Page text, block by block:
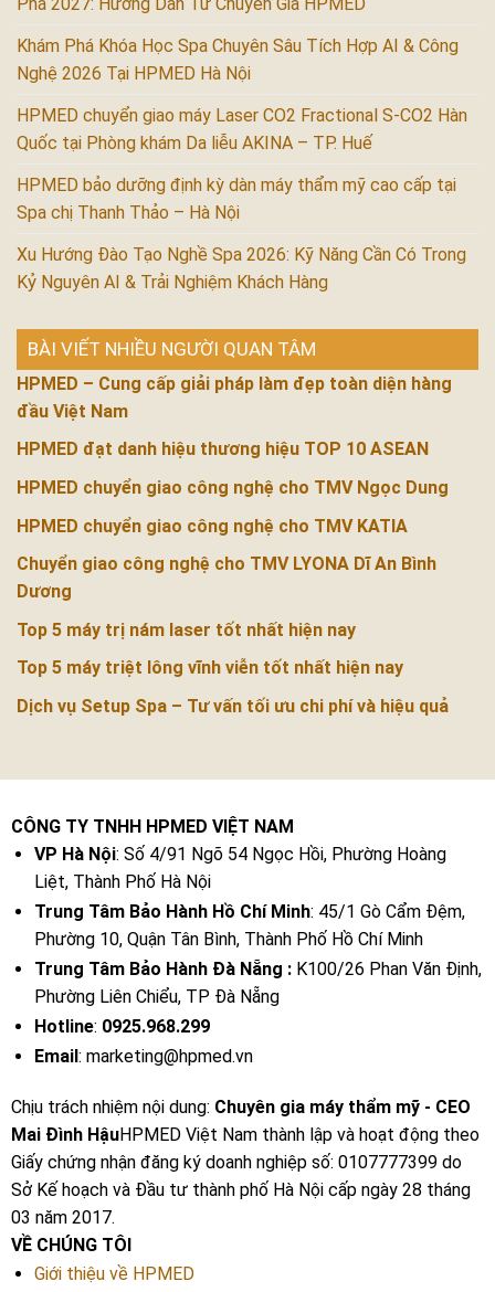
Khám Phá Khóa Học Spa Chuyên Sâu Tích Hợp AI & Công
Nghệ 2026 Tại HPMED Hà Nội
HPMED chuyển giao máy Laser CO2 Fractional S-CO2 Hàn
Quốc tại Phòng khám Da liễu AKINA – TP. Huế
HPMED bảo dưỡng định kỳ dàn máy thẩm mỹ cao cấp tại
Spa chị Thanh Thảo – Hà Nội
Xu Hướng Đào Tạo Nghề Spa 2026: Kỹ Năng Cần Có Trong
Kỷ Nguyên AI & Trải Nghiệm Khách Hàng
BÀI VIẾT NHIỀU NGƯỜI QUAN TÂM
HPMED – Cung cấp giải pháp làm đẹp toàn diện hàng
đầu Việt Nam
HPMED đạt danh hiệu thương hiệu TOP 10 ASEAN
HPMED chuyển giao công nghệ cho TMV Ngọc Dung
HPMED chuyển giao công nghệ cho TMV KATIA
Chuyển giao công nghệ cho TMV LYONA Dĩ An Bình
Dương
Top 5 máy trị nám laser tốt nhất hiện nay
Top 5 máy triệt lông vĩnh viễn tốt nhất hiện nay
Dịch vụ Setup Spa – Tư vấn tối ưu chi phí và hiệu quả
CÔNG TY TNHH HPMED VIỆT NAM
VP Hà Nội: Số 4/91 Ngõ 54 Ngọc Hồi, Phường Hoàng
Liệt, Thành Phố Hà Nội
Trung Tâm Bảo Hành Hồ Chí Minh: 45/1 Gò Cẩm Đệm,
Phường 10, Quận Tân Bình, Thành Phố Hồ Chí Minh
Trung Tâm Bảo Hành Đà Nẵng :K100/26 Phan Văn Định,
Phường Liên Chiểu, TP Đà Nẵng
Hotline: 0925.968.299
Email: marketing@hpmed.vn
Chịu trách nhiệm nội dung: Chuyên gia máy thẩm mỹ - CEO
Mai Đình HậuHPMED Việt Nam thành lập và hoạt động theo
Giấy chứng nhận đăng ký doanh nghiệp số: 0107777399 do
Sở Kế hoạch và Đầu tư thành phố Hà Nội cấp ngày 28 tháng
03 năm 2017.
VỀ CHÚNG TÔI
Giới thiệu về HPMED